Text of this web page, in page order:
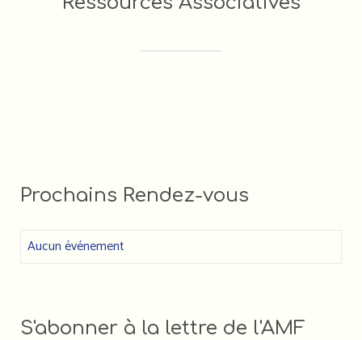
FORMATIONS DES ACTEUR•RICE•S
Prochains Rendez-vous
Aucun événement
S'abonner à la lettre de l'AMF